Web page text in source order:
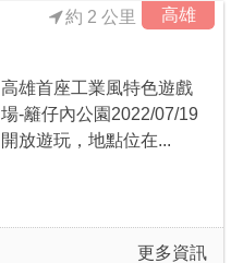
高雄
約 2 公里
高雄首座工業風特色遊戲
場-籬仔內公園2022/07/19
開放遊玩，地點位在...
更多資訊